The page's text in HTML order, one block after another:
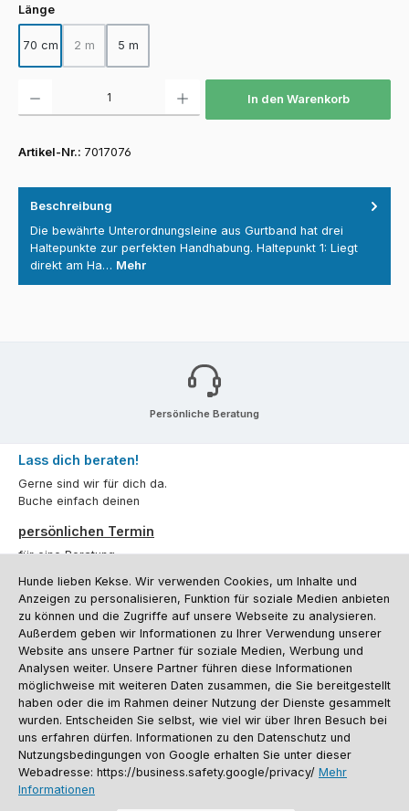
Längeauswählen
70 cm 2 m
(Diese Option ist zurzeit nicht verfügbar.)
5 m
In den Warenkorb
Artikel-Nr.: 7017076
Beschreibung
Die bewährte Unterordnungsleine aus Gurtband hat drei
Haltepunkte zur perfekten Handhabung. Haltepunkt 1: Liegt
direkt am Ha… Mehr
Persönliche Beratung
Lass dich beraten!
Gerne sind wir für dich da.
Buche einfach deinen
persönlichen Termin
für eine Beratung.
Oder über unserKontaktformular.
Vertrag widerrufen
Kundenservice
Informationen
Social Media und Kontakt
Versandinformationen
Hunde lieben Kekse. Wir verwenden Cookies, um Inhalte und
Anzeigen zu personalisieren, Funktion für soziale Medien anbieten
zu können und die Zugriffe auf unsere Webseite zu analysieren.
Außerdem geben wir Informationen zu Ihrer Verwendung unserer
Website ans unsere Partner für soziale Medien, Werbung und
Analysen weiter. Unsere Partner führen diese Informationen
möglichweise mit weiteren Daten zusammen, die Sie bereitgestellt
haben oder die im Rahmen deiner Nutzung der Dienste gesammelt
wurden. Entscheiden Sie selbst, wie viel wir über Ihren Besuch bei
uns erfahren dürfen. Informationen zu den Datenschutz und
Nutzungsbedingungen von Google erhalten Sie unter dieser
Webadresse: https://business.safety.google/privacy/ Mehr
Informationen